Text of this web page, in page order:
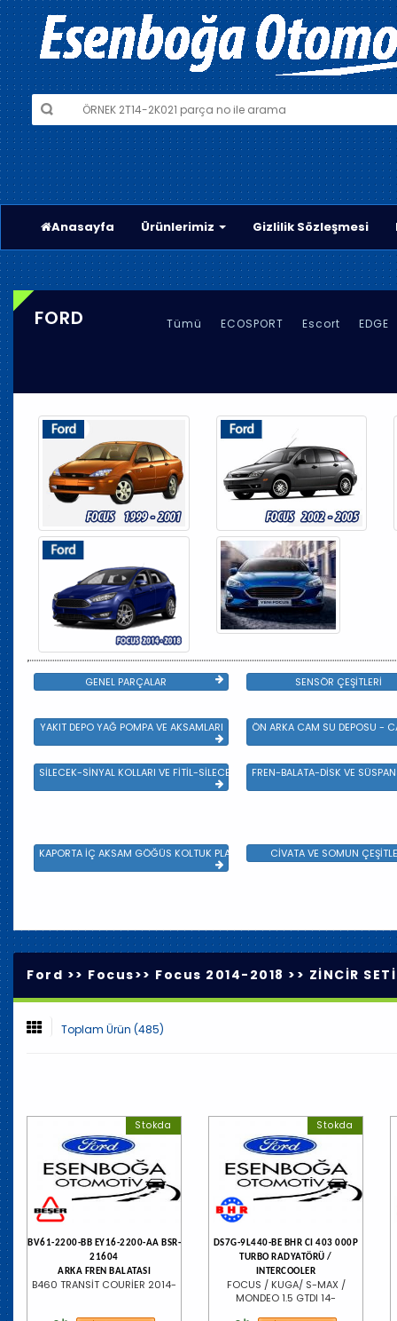
Anasayfa Ürünlerimiz Gizlilik Sözleşmesi
FORD Tümü ECOSPORT Escort EDGE
GENEL PARÇALAR SENSÖR ÇEŞİTLERİ
YAKIT DEPO YAĞ POMPA VE AKSAMLARI ÖN ARKA CAM SU DEPOSU -
SİLECEK-SİNYAL KOLLARI VE FİTİL-SİLECEK ÇEŞİTLERİFREN-BALATA-DİSK VE
KAPORTA İÇ AKSAM GÖĞÜS KOLTUK PLASTİK VE SAC AKSAM
CİVATA VE SOMUN
Ford >> Focus>> Focus 2014-2018 >> ZİNCİR
Toplam Ürün (485)
Stokda
BV61-2200-BB EY16-2200-AA BSR-
21604
ARKA FREN BALATASI
B460 TRANSİT COURİER 2014-
Stokda
DS7G-9L440-BE BHR CI 403 000P
TURBO RADYATÖRÜ /
INTERCOOLER
FOCUS / KUGA/ S-MAX /
MONDEO 1.5 GTDI 14-